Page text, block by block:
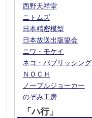
西野天祥堂
ニトムズ
日本精密模型
日本放送出版協会
ニワ・モケイ
ネコ・パブリッシング
ＮＯＣＨ
ノーブルジョーカー
のぞみ工房
「ハ行」